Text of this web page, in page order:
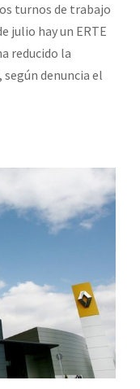
turnos de trabajo
julio hay un ERTE
reducido la
denuncia el